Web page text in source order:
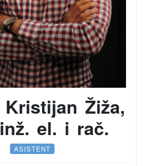
Žiža,
el. i rač.
ASISTENT